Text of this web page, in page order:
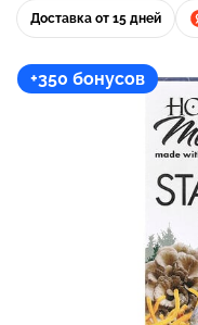
Доставка от 15 дней
+350 бонусов